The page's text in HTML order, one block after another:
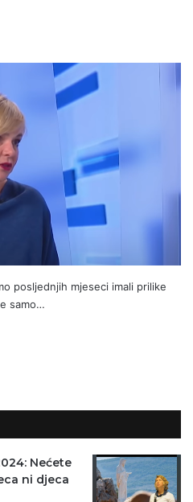
posljednjih mjeseci imali prilike
samo…
Nećete
ni djeca